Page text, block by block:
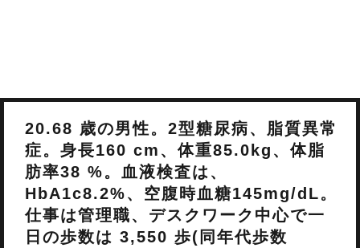
20.68 歳の男性。2型糖尿病、脂質異常
症。身長160 cm、体重85.0kg、体脂
肪率38 %。血液検査は、
HbA1c8.2%、空腹時血糖145mg/dL。
仕事は管理職、デスクワーク中心で一
日の歩数は 3,550 歩(同年代歩数